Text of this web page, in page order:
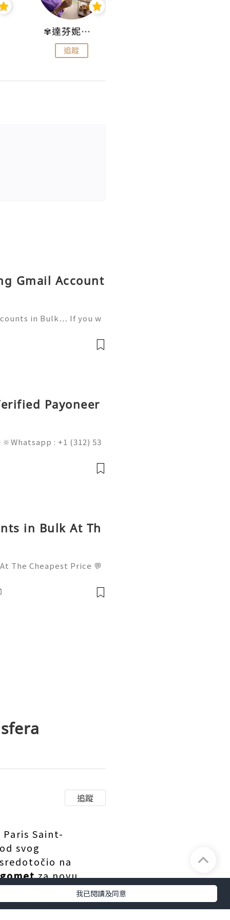
✾達芬妮•愛孩子•愛生活✾
追蹤
Gmail Account
in Bulk… If you w
300-8145 ╰┈➤➤Tele
Payoneer
: +1 (312) 53
in Bulk At Th
The Cheapest Price 💬
🚀 Telegram: @usa
追蹤
Saint-
svog
na
za novu
nadmašujući
prodaja
我已閱讀及同意